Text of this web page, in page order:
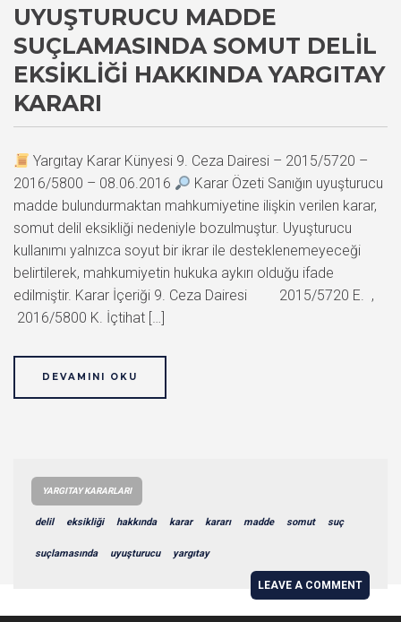
UYUŞTURUCU MADDE
SUÇLAMASINDA SOMUT DELIL
EKSIKLIĞI HAKKINDA YARGITAY
KARARI
Yargıtay Karar Künyesi 9. Ceza Dairesi – 2015/5720 –
2016/5800 – 08.06.2016
Karar Özeti Sanığın uyuşturucu
madde bulundurmaktan mahkumiyetine ilişkin verilen karar,
somut delil eksikliği nedeniyle bozulmuştur. Uyuşturucu
kullanımı yalnızca soyut bir ikrar ile desteklenemeyeceği
belirtilerek, mahkumiyetin hukuka aykırı olduğu ifade
edilmiştir. Karar İçeriği 9. Ceza Dairesi 2015/5720 E. ,
2016/5800 K. İçtihat […]
DEVAMINI OKU
YARGITAY KARARLARI
delil eksikliği hakkında karar kararı madde somut suç
suçlamasında uyuşturucu yargıtay
LEAVE A COMMENT